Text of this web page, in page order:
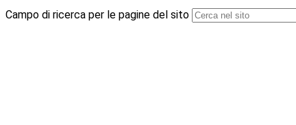
Campo di ricerca per le pagine del sito